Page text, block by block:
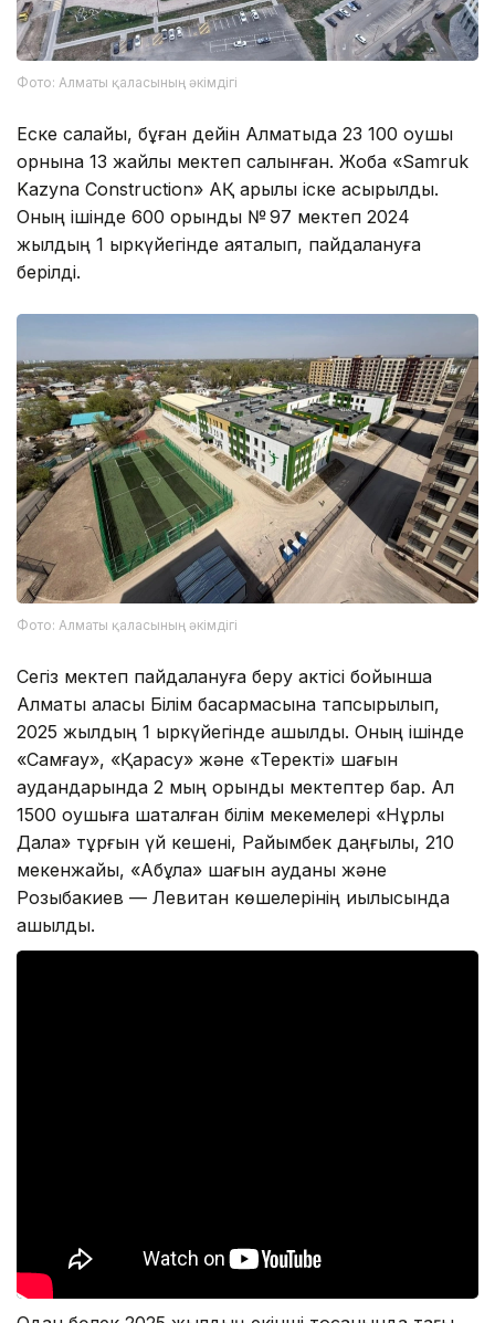
Фото: Алматы қаласының әкімдігі
Еске салайық, бұған дейін Алматыда 23 100 оқушы
орнына 13 жайлы мектеп салынған. Жоба «Samruk
Kazyna Construction» АҚ арқылы іске асырылды.
Оның ішінде 600 орындық № 97 мектеп 2024
жылдың 1 қыркүйегінде аяқталып, пайдалануға
берілді.
Фото: Алматы қаласының әкімдігі
Сегіз мектеп пайдалануға беру актісі бойынша
Алматы қаласы Білім басқармасына тапсырылып,
2025 жылдың 1 қыркүйегінде ашылды. Оның ішінде
«Самғау», «Қарасу» және «Теректі» шағын
аудандарында 2 мың орындық мектептер бар. Ал
1500 оқушыға шақталған білім мекемелері «Нұрлы
Дала» тұрғын үй кешені, Райымбек даңғылы, 210
мекенжайы, «Ақбұлақ» шағын ауданы және
Розыбакиев — Левитан көшелерінің қиылысында
ашылды.